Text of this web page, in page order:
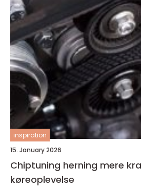
inspiration
15. January 2026
Chiptuning herning mere kraft og bedre
køreoplevelse